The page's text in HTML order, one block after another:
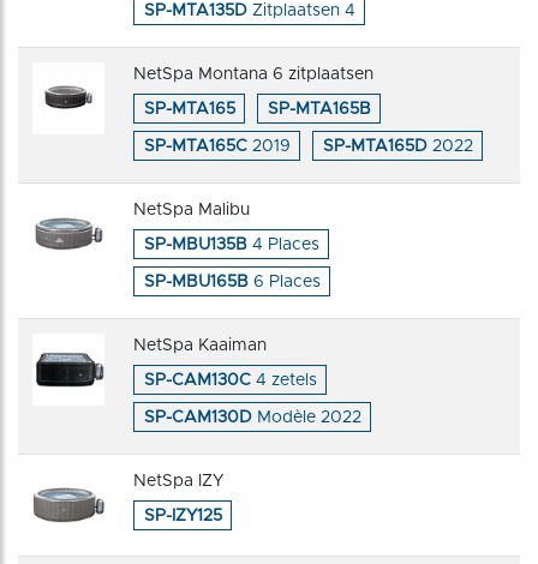
SP-MTA135D Zitplaatsen 4
NetSpa Montana 6 zitplaatsen
SP-MTA165 SP-MTA165B
SP-MTA165C 2019 SP-MTA165D 2022
NetSpa Malibu
SP-MBU135B 4 Places
SP-MBU165B 6 Places
NetSpa Kaaiman
SP-CAM130C 4 zetels
SP-CAM130D Modèle 2022
NetSpa IZY
SP-IZY125